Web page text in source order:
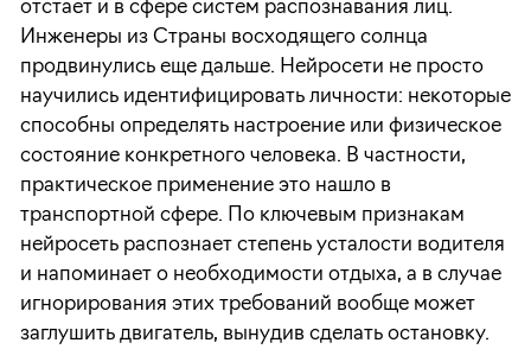
отстает и в сфере систем распознавания лиц.
Инженеры из Страны восходящего солнца
продвинулись еще дальше. Нейросети не просто
научились идентифицировать личности: некоторые
способны определять настроение или физическое
состояние конкретного человека. В частности,
практическое применение это нашло в
транспортной сфере. По ключевым признакам
нейросеть распознает степень усталости водителя
и напоминает о необходимости отдыха, а в случае
игнорирования этих требований вообще может
заглушить двигатель, вынудив сделать остановку.